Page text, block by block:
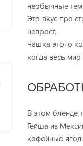
необычные
Это вкус про
непрост.
Чашка этого
когда весь
В этом бленде
Гейша из
кофейные